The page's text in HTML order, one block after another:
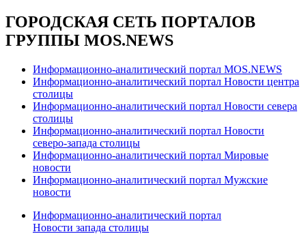
ГОРОДСКАЯ СЕТЬ ПОРТАЛОВ
ГРУППЫ MOS.NEWS
Информационно-аналитический портал MOS.NEWS
Информационно-аналитический портал Новости центра
столицы
Информационно-аналитический портал Новости севера
столицы
Информационно-аналитический портал Новости
северо-запада столицы
Информационно-аналитический портал Мировые
новости
Информационно-аналитический портал Мужские
новости
Информационно-аналитический портал
Новости запада столицы